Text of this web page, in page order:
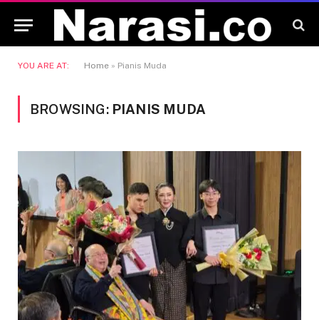
YOU ARE AT: Home » Pianis Muda
BROWSING: PIANIS MUDA